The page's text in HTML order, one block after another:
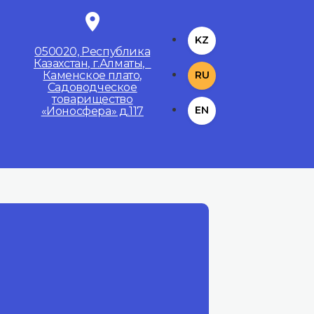
050020, Республика
Казахстан, г.Алматы,
Каменское плато,
Садоводческое
товарищество
«Ионосфера» д.117
KZ
RU
EN